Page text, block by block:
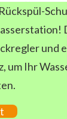
und
um Ihr